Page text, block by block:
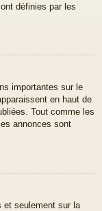
définies par les
importantes sur le
en haut de
Tout comme les
annonces sont
et seulement sur la